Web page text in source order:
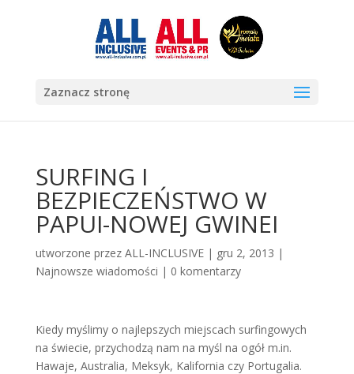
Zaznacz stronę
SURFING I
BEZPIECZEŃSTWO W
PAPUI-NOWEJ GWINEI
utworzone przez ALL-INCLUSIVE| gru 2, 2013 |
Najnowsze wiadomości | 0 komentarzy
Kiedy myślimy o najlepszych miejscach surfingowych
na świecie, przychodzą nam na myśl na ogół m.in.
Hawaje, Australia, Meksyk, Kalifornia czy Portugalia.